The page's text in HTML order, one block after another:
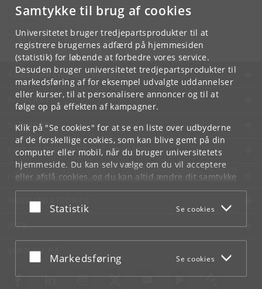
Samtykke til brug af cookies
Universitetet bruger tredjepartsprodukter til at
registrere brugernes adfærd på hjemmesiden
(statistik) for løbende at forbedre vores service.
Desuden bruger universitetet tredjepartsprodukter til
markedsføring af for eksempel udvalgte uddannelser
eller kurser, til at personalisere annoncer og til at
følge op på effekten af kampagner.
Klik på "Se cookies" for at se en liste over udbyderne
af de forskellige cookies, som kan blive gemt på din
computer eller mobil, når du bruger universitetets
hjemmeside. Du kan selv vælge om du vil acceptere
eller afslå cookies, og du kan altid ændre dit samtykke
underCookie- og privatlivspolitiksom du finder i
bunden af hver side.
Acceptér eller afslå
Statistik Se cookies
Acceptér eller afslå
Markedsføring Se cookies
Kontakt:
jurfak @jur.ku.dk
KØBENHAVNS UNIVERSITET
KONTAKT
SERVICES
FOR STUDERENDE OG ANSATTE
JOB OG KARRIERE
NØDSITUATIONER
WEB
MØD KU PÅ